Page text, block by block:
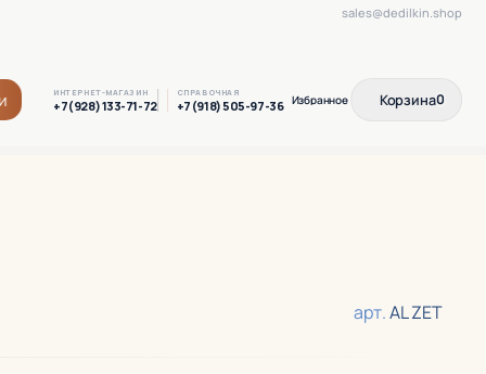
sales@dedilkin.shop
ИНТЕРНЕТ-МАГАЗИН
+7(928) 133-71-72
СПРАВОЧНАЯ
+7(918) 505-97-36 Корзина0
арт.AL ZET